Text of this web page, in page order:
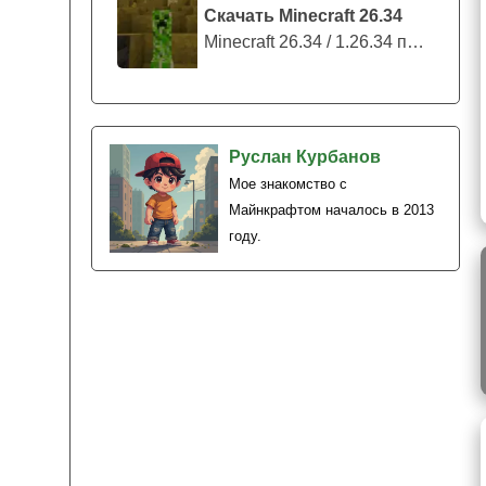
Скачать Minecraft 26.34
Minecraft 26.34 / 1.26.34 представляе...
Руслан Курбанов
Мое знакомство с
Майнкрафтом началось в 2013
году.